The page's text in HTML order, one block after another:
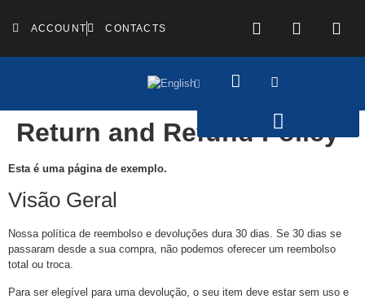
ACCOUNT CONTACTS
Return and Refund Policy
Esta é uma página de exemplo.
Visão Geral
Nossa política de reembolso e devoluções dura 30 dias. Se 30 dias se
passaram desde a sua compra, não podemos oferecer um reembolso
total ou troca.
Para ser elegível para uma devolução, o seu item deve estar sem uso e